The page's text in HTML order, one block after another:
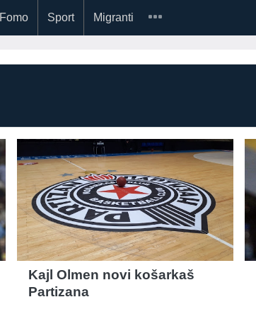
Fomo Sport Migranti
Kajl Olmen novi košarkaš
Partizana